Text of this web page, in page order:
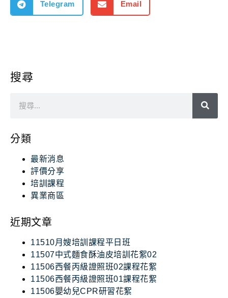
Telegram Email
搜尋
分類
最新消息
評價分享
培訓課程
異業商區
近期文章
11510月嫂培訓課程平日班
11507中式麵食酥油皮培訓花絮02
11506西餐丙級證照班02課程花絮
11506西餐丙級證照班01課程花絮
11506嬰幼兒CPR研習花絮